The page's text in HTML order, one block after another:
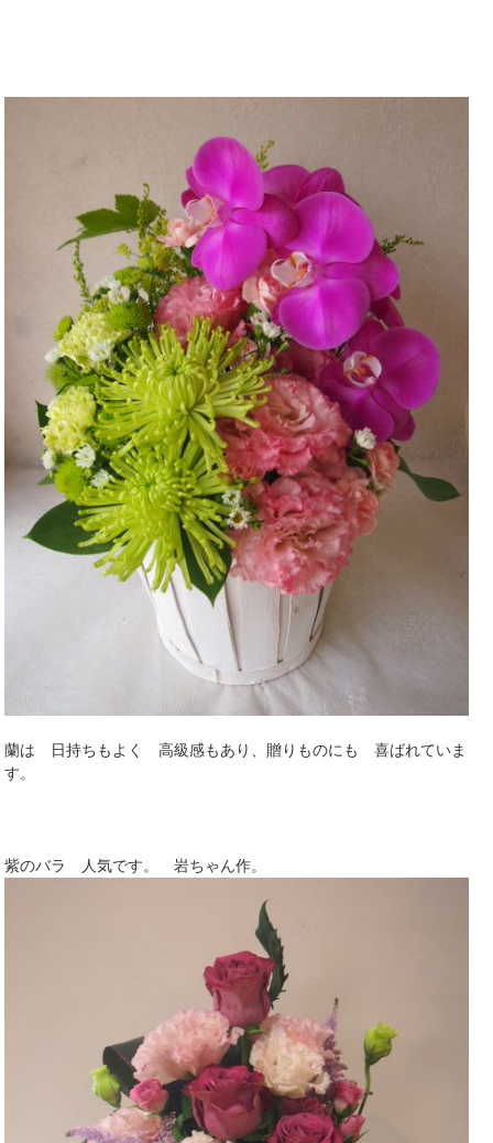
蘭は 日持ちもよく 高級感もあり、贈りものにも 喜ばれていま
す。
紫のバラ 人気です。 岩ちゃん作。